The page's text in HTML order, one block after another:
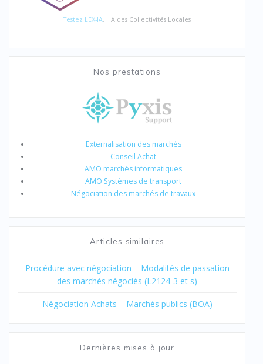
Testez LEX-IA, l'IA des Collectivités Locales
Nos prestations
Externalisation des marchés
Conseil Achat
AMO marchés informatiques
AMO Systèmes de transport
Négociation des marchés de travaux
Articles similaires
Procédure avec négociation – Modalités de passation
des marchés négociés (L2124-3 et s)
Négociation Achats – Marchés publics (BOA)
Dernières mises à jour